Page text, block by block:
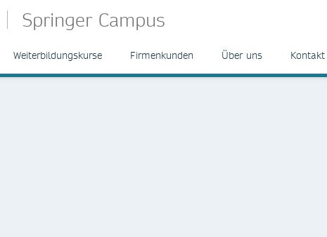
Springer Campus
Weiterbildungskurse Firmenkunden Über uns Kontakt